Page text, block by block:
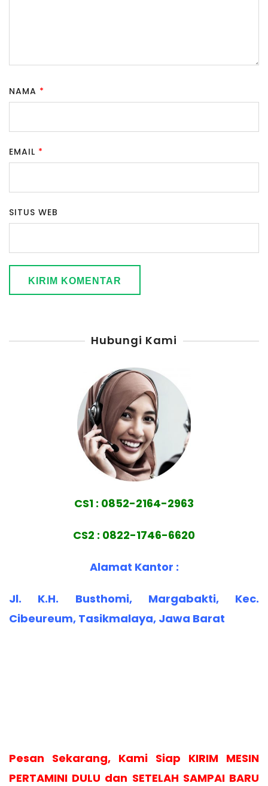
NAMA *
EMAIL *
SITUS WEB
Hubungi Kami
CS1 : 0852-2164-2963
CS2 : 0822-1746-6620
Alamat Kantor :
Jl. K.H. Busthomi, Margabakti, Kec.
Cibeureum, Tasikmalaya, Jawa Barat
Pesan Sekarang, Kami Siap KIRIM MESIN
PERTAMINI DULU dan SETELAH SAMPAI BARU